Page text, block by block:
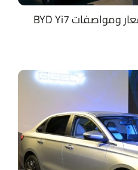
أيهما تختار ؟ مقارنة بين أسعار ومواصفات BYD Yi7